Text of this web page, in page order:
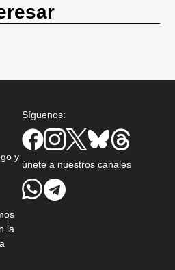
y
la
Síguenos:
únete a nuestros canales